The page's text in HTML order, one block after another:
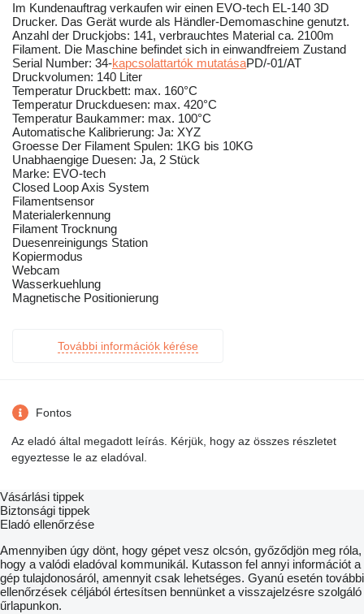
Im Kundenauftrag verkaufen wir einen EVO-tech EL-140 3D
Drucker. Das Gerät wurde als Händler-Demomaschine genutzt.
Anzahl der Druckjobs: 141, verbrauchtes Material ca. 2100m
Filament. Die Maschine befindet sich in einwandfreiem Zustand
Serial Number: 34-kapcsolattartók mutatásaPD/-01/AT
Druckvolumen: 140 Liter
Temperatur Druckbett: max. 160°C
Temperatur Druckduesen: max. 420°C
Temperatur Baukammer: max. 100°C
Automatische Kalibrierung: Ja: XYZ
Groesse Der Filament Spulen: 1KG bis 10KG
Unabhaengige Duesen: Ja, 2 Stück
Marke: EVO-tech
Closed Loop Axis System
Filamentsensor
Materialerkennung
Filament Trocknung
Duesenreinigungs Station
Kopiermodus
Webcam
Wasserkuehlung
Magnetische Positionierung
További információk kérése
Fontos
Az eladó által megadott leírás. Kérjük, hogy az összes részletet
egyeztesse le az eladóval.
Vásárlási tippek
Biztonsági tippek
Eladó ellenőrzése
Amennyiben úgy dönt, hogy gépet vesz olcsón, győződjön meg róla,
hogy a valódi eladóval kommunikál. Kutasson fel annyi információt a
gép tulajdonosáról, amennyit csak lehetséges. Gyanú esetén további
ellenőrzések céljából értesítsen bennünket a visszajelzésre szolgáló
űrlapunkon.